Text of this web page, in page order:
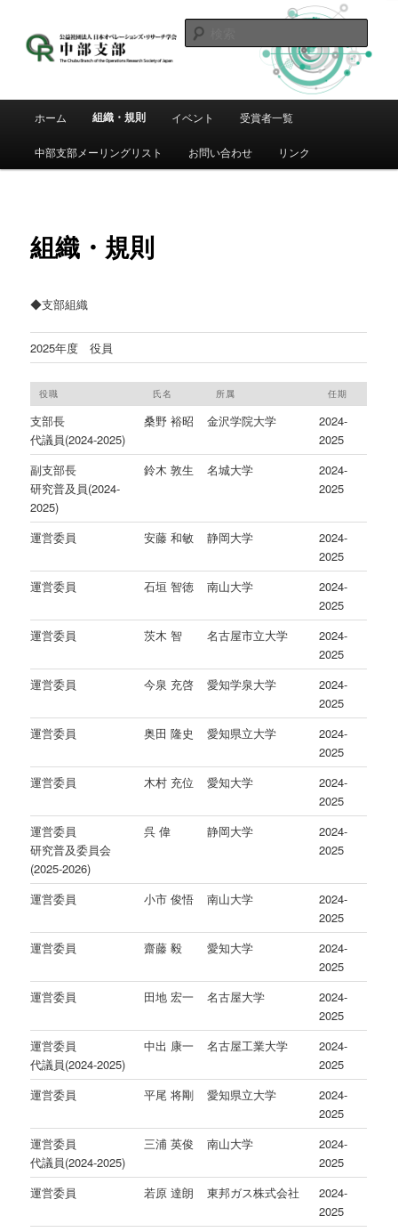
テ
索
メ
ホーム 組織・規則 イベント 受賞者一覧
中部支部メーリングリスト お問い合わせ リンク
組織・規則
◆支部組織
2025年度 役員
役職 氏名 所属 任期
支部長
代議員(2024-2025)
桑野 裕昭 金沢学院大学
2024-
2025
副支部長
研究普及員(2024-
2025)
鈴木 敦生 名城大学
2024-
2025
運営委員 安藤 和敏 静岡大学
2024-
2025
運営委員
石垣 智徳 南山大学
2024-
2025
運営委員
茨木 智 名古屋市立大学
2024-
2025
運営委員
今泉 充啓 愛知学泉大学
2024-
2025
運営委員
奥田 隆史 愛知県立大学
2024-
2025
運営委員
木村 充位 愛知大学
2024-
2025
運営委員
研究普及委員会
(2025-2026)
呉 偉 静岡大学
2024-
2025
運営委員 小市 俊悟 南山大学
2024-
2025
運営委員
齋藤 毅 愛知大学
2024-
2025
運営委員
田地 宏一 名古屋大学
2024-
2025
運営委員
代議員(2024-2025)
中出 康一 名古屋工業大学
2024-
2025
運営委員
平尾 将剛 愛知県立大学
2024-
2025
運営委員
代議員(2024-2025)
三浦 英俊 南山大学
2024-
2025
運営委員
若原 達朗 東邦ガス株式会社
2024-
2025